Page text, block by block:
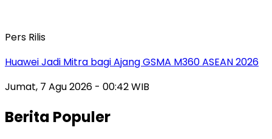
Pers Rilis
Huawei Jadi Mitra bagi Ajang GSMA M360 ASEAN 2026
Jumat, 7 Agu 2026 - 00:42 WIB
Berita Populer